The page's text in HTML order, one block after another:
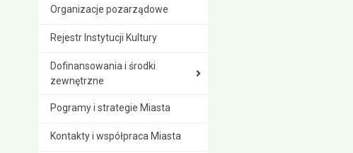
Organizacje pozarządowe
Rejestr Instytucji Kultury
Dofinansowania i środki
zewnętrzne
Pogramy i strategie Miasta
Kontakty i współpraca Miasta